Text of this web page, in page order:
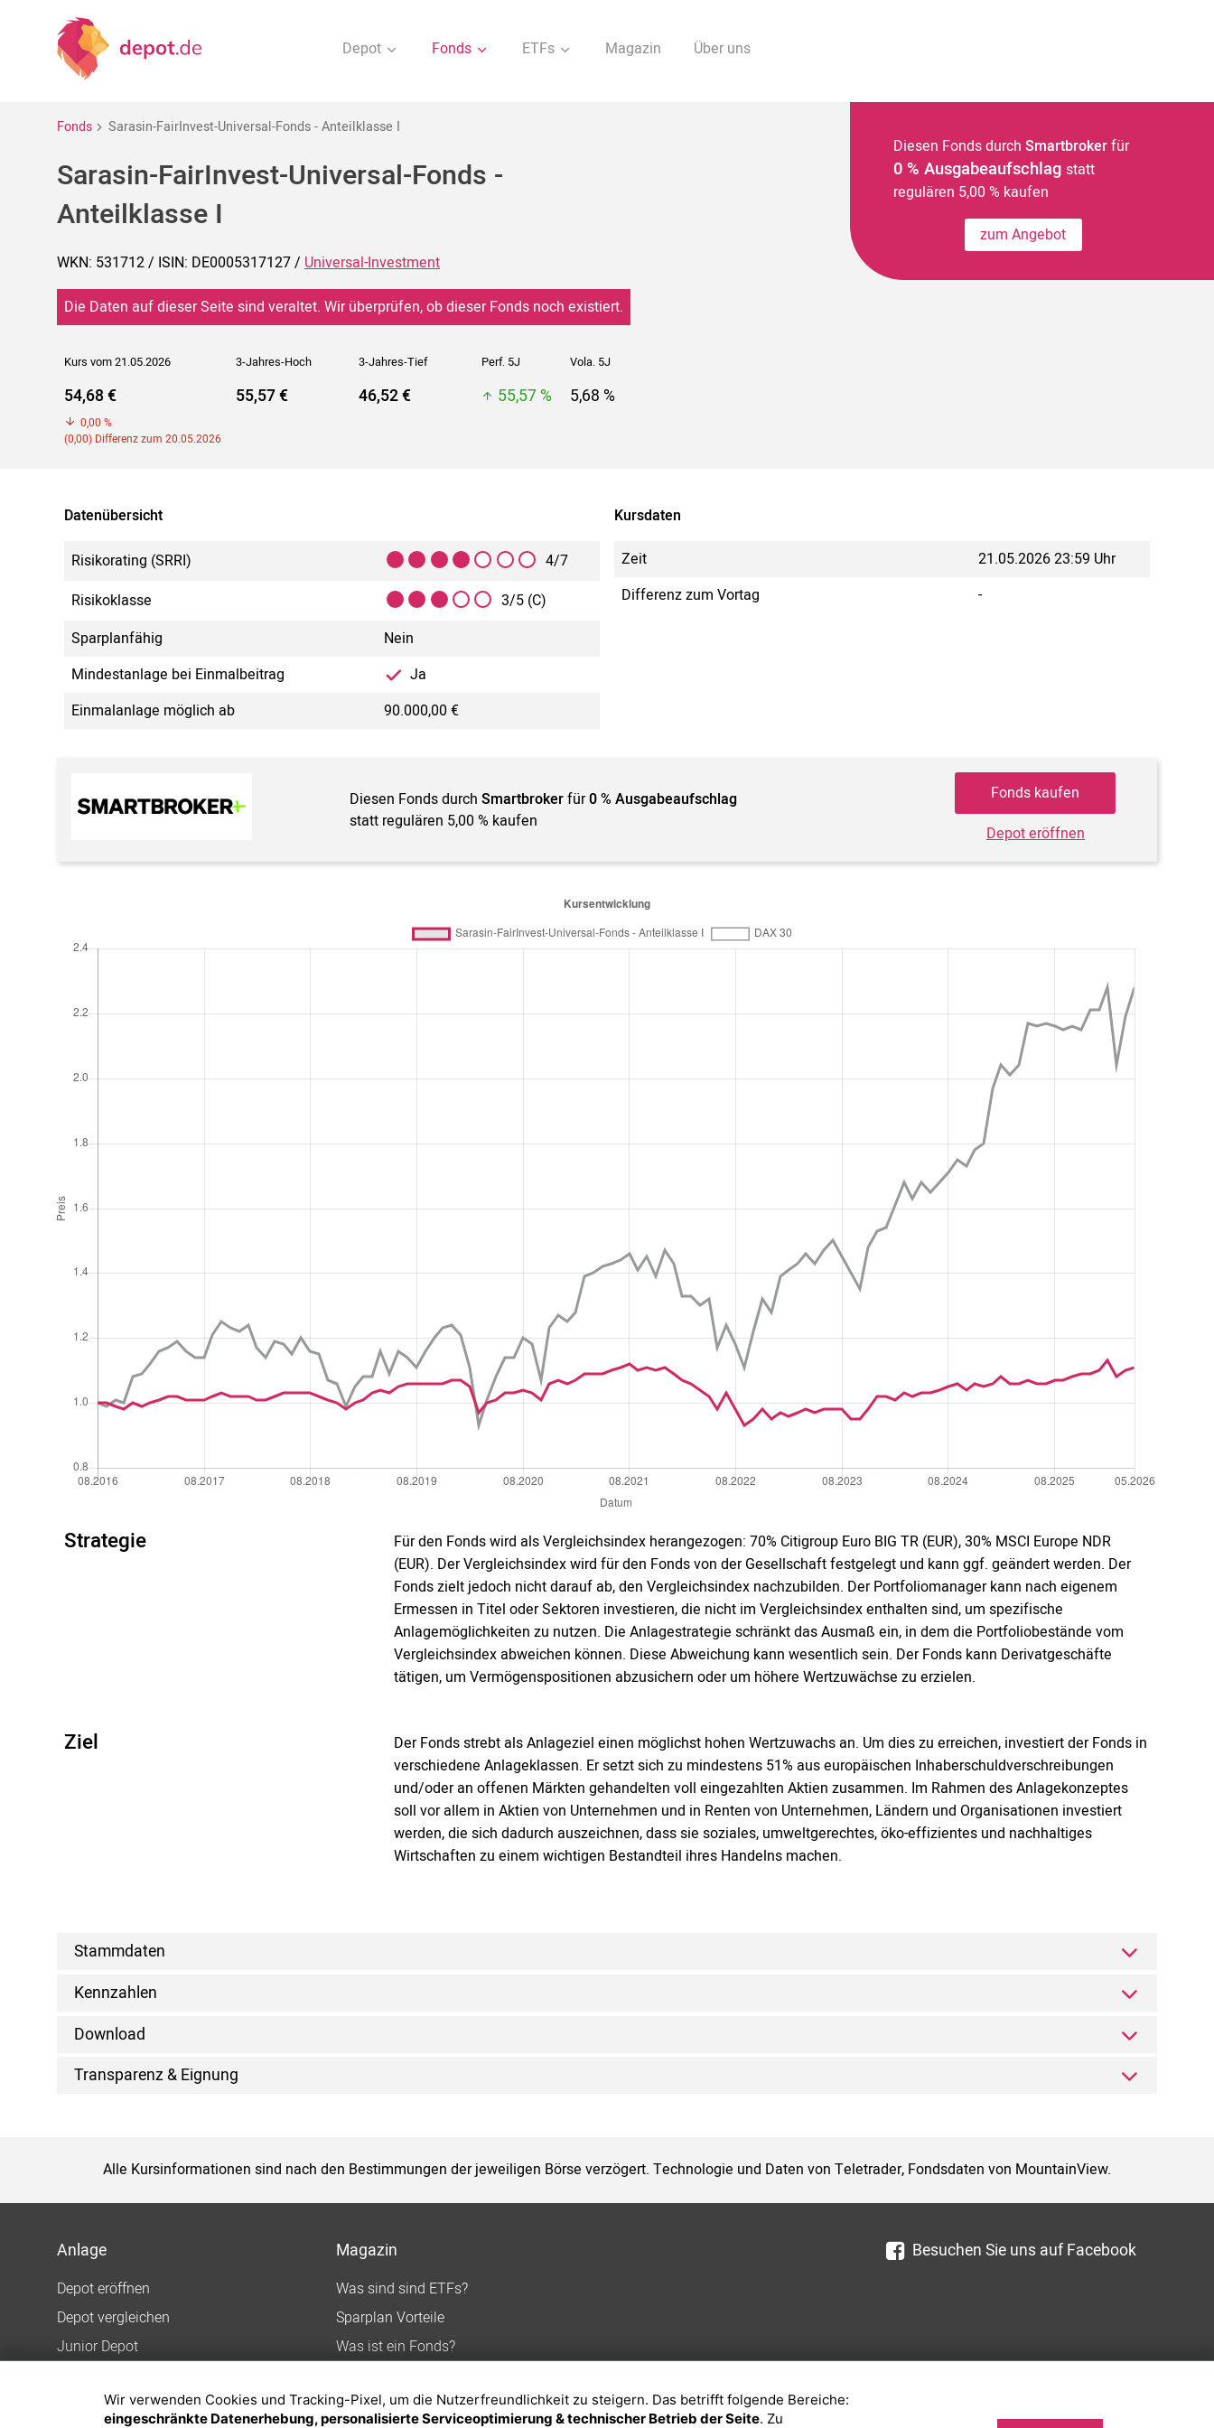
Depot Fonds ETFs Magazin Über uns
Fonds Sarasin-FairInvest-Universal-Fonds - Anteilklasse I
Sarasin-FairInvest-Universal-Fonds -
Anteilklasse I
WKN: 531712 / ISIN: DE0005317127 / Universal-Investment
Die Daten auf dieser Seite sind veraltet. Wir überprüfen, ob dieser Fonds noch existiert.
Kurs vom 21.05.2026 3-Jahres-Hoch 3-Jahres-Tief Perf. 5J Vola. 5J
54,68 €
0,00 %
(0,00) Differenz zum 20.05.2026
55,57 € 46,52 € 55,57 % 5,68 %
Diesen Fonds durch Smartbrokerfür
0 % Ausgabeaufschlag statt
regulären 5,00 % kaufen
zum Angebot
Datenübersicht
Risikorating (SRRI)
4/7
Risikoklasse
3/5 (C)
Sparplanfähig
Nein
Mindestanlage bei Einmalbeitrag
Ja
Einmalanlage möglich ab
90.000,00 €
Kursdaten
Zeit
21.05.2026 23:59 Uhr
Differenz zum Vortag
-
Diesen Fonds durchSmartbrokerfür0 % Ausgabeaufschlag
statt regulären 5,00 % kaufen
Fonds kaufen
Depot eröffnen
Strategie
Für den Fonds wird als Vergleichsindex herangezogen: 70% Citigroup Euro BIG TR (EUR), 30% MSCI Europe NDR
(EUR). Der Vergleichsindex wird für den Fonds von der Gesellschaft festgelegt und kann ggf. geändert werden. Der
Fonds zielt jedoch nicht darauf ab, den Vergleichsindex nachzubilden. Der Portfoliomanager kann nach eigenem
Ermessen in Titel oder Sektoren investieren, die nicht im Vergleichsindex enthalten sind, um spezifische
Anlagemöglichkeiten zu nutzen. Die Anlagestrategie schränkt das Ausmaß ein, in dem die Portfoliobestände vom
Vergleichsindex abweichen können. Diese Abweichung kann wesentlich sein. Der Fonds kann Derivatgeschäfte
tätigen, um Vermögenspositionen abzusichern oder um höhere Wertzuwächse zu erzielen.
Ziel
Der Fonds strebt als Anlageziel einen möglichst hohen Wertzuwachs an. Um dies zu erreichen, investiert der Fonds in
verschiedene Anlageklassen. Er setzt sich zu mindestens 51% aus europäischen Inhaberschuldverschreibungen
und/oder an offenen Märkten gehandelten voll eingezahlten Aktien zusammen. Im Rahmen des Anlagekonzeptes
soll vor allem in Aktien von Unternehmen und in Renten von Unternehmen, Ländern und Organisationen investiert
werden, die sich dadurch auszeichnen, dass sie soziales, umweltgerechtes, öko-effizientes und nachhaltiges
Wirtschaften zu einem wichtigen Bestandteil ihres Handelns machen.
Stammdaten
Kennzahlen
Download
Transparenz & Eignung
Alle Kursinformationen sind nach den Bestimmungen der jeweiligen Börse verzögert. Technologie und Daten von Teletrader, Fondsdaten von MountainView.
Anlage
Depot eröffnen
Depot vergleichen
Junior Depot
Top-Fonds
Magazin
Was sind sind ETFs?
Sparplan Vorteile
Was ist ein Fonds?
Besuchen Sie uns auf Facebook
Wir verwenden Cookies und Tracking-Pixel, um die Nutzerfreundlichkeit zu steigern. Das betrifft folgende Bereiche:
eingeschränkte Datenerhebung, personalisierte Serviceoptimierung & technischer Betrieb der Seite. Zu